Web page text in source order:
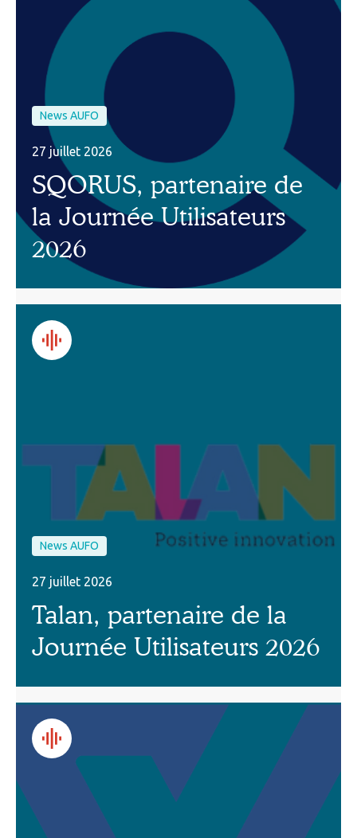
News AUFO
27 juillet 2026
SQORUS, partenaire de
la Journée Utilisateurs
2026
News AUFO
27 juillet 2026
Talan, partenaire de la
Journée Utilisateurs 2026